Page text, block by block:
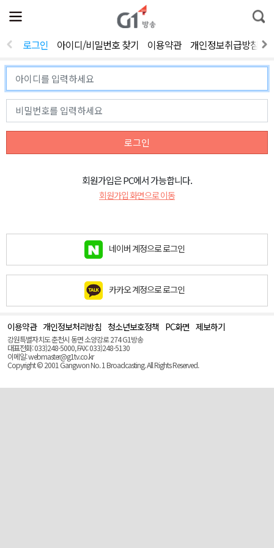
전
체
뉴
열
통
합
색
로그인 아이디/비밀번호 찾기 이용약관 개인정보취급방침
로그인
회원가입은 PC에서 가능합니다.
회원가입 화면으로 이동
네이버 계정으로 로그인
카카오 계정으로 로그인
이용약관 개인정보처리방침 청소년보호정책 PC화면 제보하기
강원특별자치도 춘천시 동면 소양강로 274 G1방송
대표전화: 033)248-5000, FAX: 033)248-5130
이메일: webmaster@g1tv.co.kr
Copyright © 2001 Gangwon No. 1 Broadcasting. All Rights Reserved.